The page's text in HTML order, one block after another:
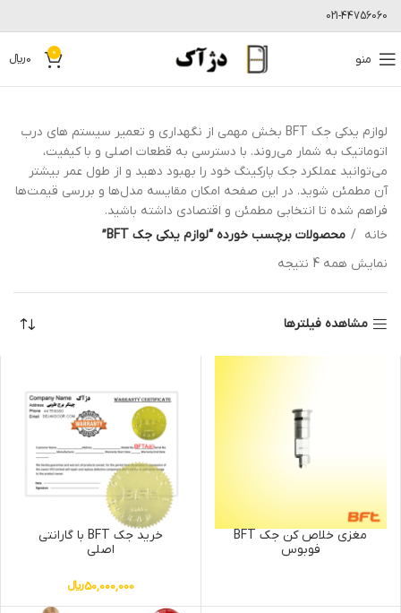
021-44756060
منو 0
0﷼
لوازم یدکی جک BFT بخش مهمی از نگهداری و تعمیر سیستم های درب
اتوماتیک به شمار می‌روند. با دسترسی به قطعات اصلی و با کیفیت،
می‌توانید عملکرد جک پارکینگ خود را بهبود دهید و از طول عمر بیشتر
آن مطمئن شوید. در این صفحه امکان مقایسه مدل‌ها و بررسی قیمت‌ها
فراهم شده تا انتخابی مطمئن و اقتصادی داشته باشید.
خانه
محصولات برچسب خورده “لوازم یدکی جک BFT”
نمایش همه 4 نتیجه
مشاهده فیلترها
مغزی خلاص کن جک BFT
فوبوس
خرید جک BFT با گارانتی
اصلی
50,000,000﷼